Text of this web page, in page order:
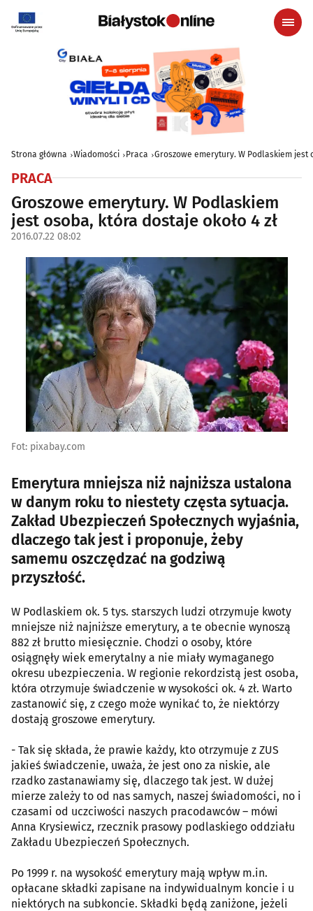
Strona główna Wiadomości Praca Groszowe emerytury. W Podlaskiem jest
PRACA
Groszowe emerytury. W Podlaskiem
jest osoba, która dostaje około 4 zł
2016.07.22 08:02
Fot: pixabay.com
Emerytura mniejsza niż najniższa ustalona
w danym roku to niestety częsta sytuacja.
Zakład Ubezpieczeń Społecznych wyjaśnia,
dlaczego tak jest i proponuje, żeby
samemu oszczędzać na godziwą
przyszłość.
W Podlaskiem ok. 5 tys. starszych ludzi otrzymuje kwoty
mniejsze niż najniższe emerytury, a te obecnie wynoszą
882 zł brutto miesięcznie. Chodzi o osoby, które
osiągnęły wiek emerytalny a nie miały wymaganego
okresu ubezpieczenia. W regionie rekordzistą jest osoba,
która otrzymuje świadczenie w wysokości ok. 4 zł. Warto
zastanowić się, z czego może wynikać to, że niektórzy
dostają groszowe emerytury.
- Tak się składa, że prawie każdy, kto otrzymuje z ZUS
jakieś świadczenie, uważa, że jest ono za niskie, ale
rzadko zastanawiamy się, dlaczego tak jest. W dużej
mierze zależy to od nas samych, naszej świadomości, no i
czasami od uczciwości naszych pracodawców – mówi
Anna Krysiewicz, rzecznik prasowy podlaskiego oddziału
Zakładu Ubezpieczeń Społecznych.
Po 1999 r. na wysokość emerytury mają wpływ m.in.
opłacane składki zapisane na indywidualnym koncie i u
niektórych na subkoncie. Składki będą zaniżone, jeżeli